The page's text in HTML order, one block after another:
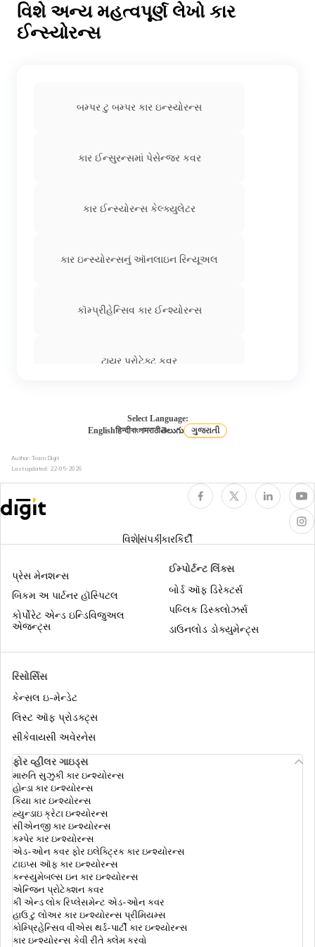
મર્સિડીઝ કાર ઇન્શ્યોરન્સ
જો તેના નુકસાન અને હાનિની ભરપાઈ કરવી હોય તો તેને/તેણીને
FIR ચાર્જશીટ દાખલ કરવાની જરૂર રહે છે.
વિશે અન્ય મહત્વપૂર્ણ લેખો કાર
ઈન્સ્યોરન્સ
બમ્પર ટુ બમ્પર કાર ઇન્સ્યોરન્સ
કાર ઈન્સુરન્સમાં પેસેન્જર કવર
કાર ઈન્સ્યોરન્સ કેલ્ક્યુલેટર
કાર ઇન્સ્યોરન્સનું ઑનલાઇન રિન્યૂઅલ
કૉમ્પ્રીહેન્સિવ કાર ઈન્શ્યોરન્સ
ટાયર પ્રોટેક્ટ કવર
IDV કેલ્ક્યુલેટર
ઇલેક્ટ્રિક કાર ઈન્સુરન્સ
કાર ઇન્સ્યોરન્સમાં આવરી લેવામાં આવતી
વસ્તુઓ, જે તમે ક્યારેય નહિ જાણતા હોવ
કાર ઈન્શ્યોરન્સમાં નો ક્લેઇમ બોનસ
એક્સપાયર્ડ કાર ઇન્સ્યોરન્સનું રિન્યૂઅલ
Select Language:
Englishहिन्दीবাংলাमराठीతెలుగు ગુજરાતી
Author: Team Digit
Last updated: 22-05-2026
વિશેસંપર્કકારકિર્દી
રિસોર્સિસ
કેન્સલ ઇ-મેન્ડેટ
લિસ્ટ ઑફ પ્રોડક્ટ્સ
સીકેવાયસી અવેરનેસ
પ્રેસ મેનશન્સ
બિકમ અ પાર્ટનર હૉસ્પિટલ
કોર્પોરેટ એન્ડ ઇન્ડિવિજુઅલ
એજન્ટ્સ
ઈમ્પોર્ટન્ટ લિંક્સ
બોર્ડ ઑફ ડિરેક્ટર્સ
પબ્લિક ડિસ્ક્લોઝર્સ
ડાઉનલોડ ડોક્યુમેન્ટ્સ
ફોર વ્હીલર ગાઇડ્સ
મારુતિ સુઝુકી કાર ઇન્શ્યોરન્સ
હોન્ડા કાર ઇન્શ્યોરન્સ
કિયા કાર ઇન્શ્યોરન્સ
હ્યુન્ડાઇ ક્રેટા ઇન્શ્યોરન્સ
સીએનજી કાર ઇન્શ્યોરન્સ
કમ્પેર કાર ઇન્શ્યોરન્સ
એડ-ઓન કવર ફોર ઇલેક્ટ્રિક કાર ઇન્શ્યોરન્સ
ટાઇપ્સ ઑફ કાર ઇન્શ્યોરન્સ
કન્સ્યુમેબલ્સ ઇન કાર ઇન્શ્યોરન્સ
એન્જિન પ્રોટેક્શન કવર
કી એન્ડ લોક રિપ્લેસમેન્ટ એડ-ઓન કવર
હાઉ ટુ લોઅર કાર ઇન્શ્યોરન્સ પ્રીમિયમ્સ
કોમ્પ્રિહેન્સિવ વીએસ થર્ડ-પાર્ટી કાર ઇન્શ્યોરન્સ
કાર ઇન્શ્યોરન્સ કેવી રીતે ક્લેમ કરવો